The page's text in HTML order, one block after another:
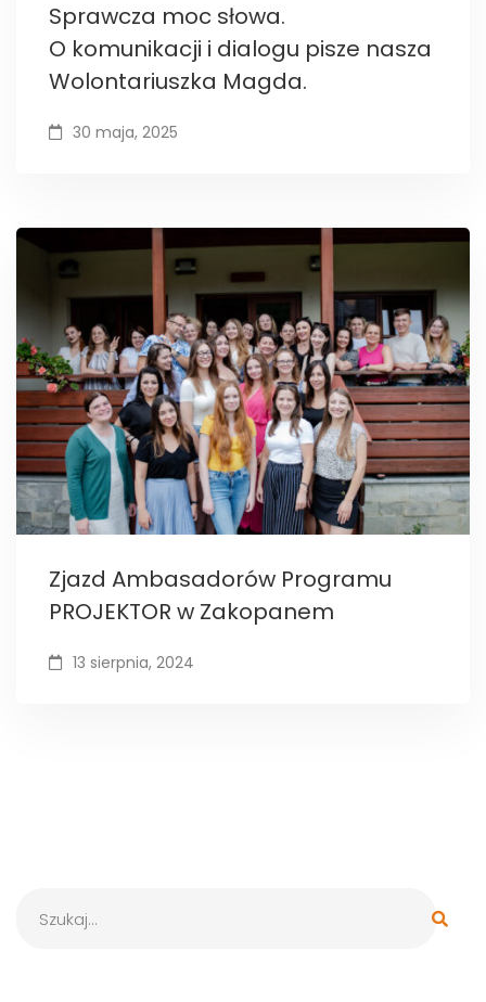
Sprawcza moc słowa.
O komunikacji i dialogu pisze nasza
Wolontariuszka Magda.
30 maja, 2025
Zjazd Ambasadorów Programu
PROJEKTOR w Zakopanem
13 sierpnia, 2024